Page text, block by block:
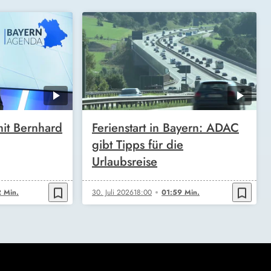
Bernhard
Min. bookmark_border
Ferienstart in Bayern: ADAC
gibt Tipps für die
Urlaubsreise
30. Juli 202618:00 01:59 Min. bookmark_border